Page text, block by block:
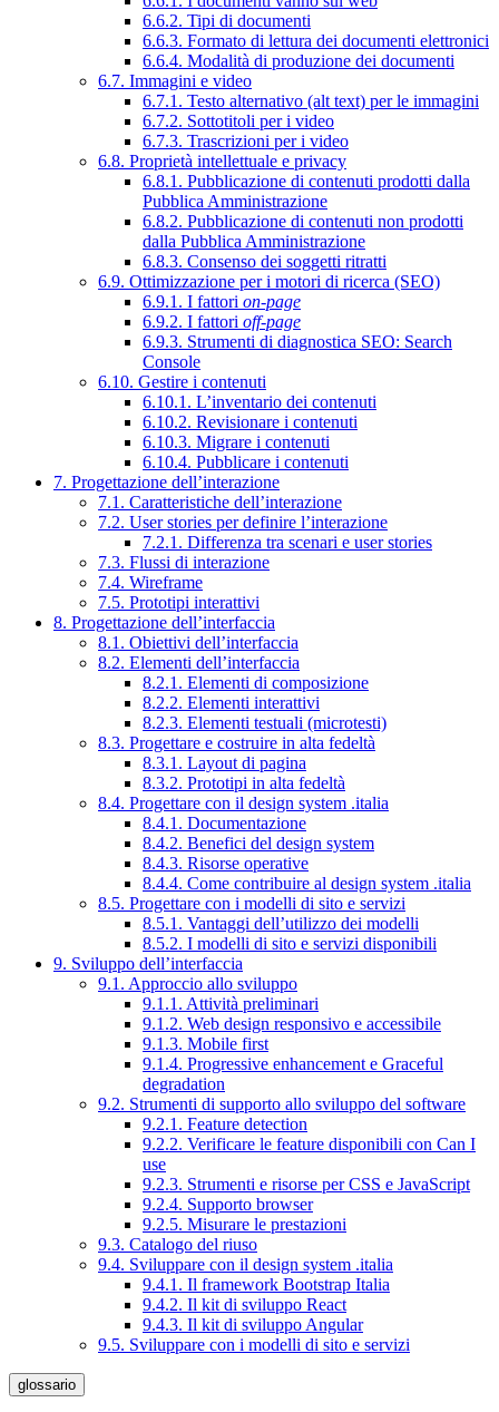
6.6.2. Tipi di documenti
6.6.3. Formato di lettura dei documenti elettronici
6.6.4. Modalità di produzione dei documenti
6.7. Immagini e video
6.7.1. Testo alternativo (alt text) per le immagini
6.7.2. Sottotitoli per i video
6.7.3. Trascrizioni per i video
6.8. Proprietà intellettuale e privacy
6.8.1. Pubblicazione di contenuti prodotti dalla
Pubblica Amministrazione
6.8.2. Pubblicazione di contenuti non prodotti
dalla Pubblica Amministrazione
6.8.3. Consenso dei soggetti ritratti
6.9. Ottimizzazione per i motori di ricerca (SEO)
6.9.1. I fattori on-page
6.9.2. I fattori off-page
6.9.3. Strumenti di diagnostica SEO: Search
Console
6.10. Gestire i contenuti
6.10.1. L’inventario dei contenuti
6.10.2. Revisionare i contenuti
6.10.3. Migrare i contenuti
6.10.4. Pubblicare i contenuti
7. Progettazione dell’interazione
7.1. Caratteristiche dell’interazione
7.2. User stories per definire l’interazione
7.2.1. Differenza tra scenari e user stories
7.3. Flussi di interazione
7.4. Wireframe
7.5. Prototipi interattivi
8. Progettazione dell’interfaccia
8.1. Obiettivi dell’interfaccia
8.2. Elementi dell’interfaccia
8.2.1. Elementi di composizione
8.2.2. Elementi interattivi
8.2.3. Elementi testuali (microtesti)
8.3. Progettare e costruire in alta fedeltà
8.3.1. Layout di pagina
8.3.2. Prototipi in alta fedeltà
8.4. Progettare con il design system .italia
8.4.1. Documentazione
8.4.2. Benefici del design system
8.4.3. Risorse operative
8.4.4. Come contribuire al design system .italia
8.5. Progettare con i modelli di sito e servizi
8.5.1. Vantaggi dell’utilizzo dei modelli
8.5.2. I modelli di sito e servizi disponibili
9. Sviluppo dell’interfaccia
9.1. Approccio allo sviluppo
9.1.1. Attività preliminari
9.1.2. Web design responsivo e accessibile
9.1.3. Mobile first
9.1.4. Progressive enhancement e Graceful
degradation
9.2. Strumenti di supporto allo sviluppo del software
9.2.1. Feature detection
9.2.2. Verificare le feature disponibili con Can I
use
9.2.3. Strumenti e risorse per CSS e JavaScript
9.2.4. Supporto browser
9.2.5. Misurare le prestazioni
9.3. Catalogo del riuso
9.4. Sviluppare con il design system .italia
9.4.1. Il framework Bootstrap Italia
9.4.2. Il kit di sviluppo React
9.4.3. Il kit di sviluppo Angular
9.5. Sviluppare con i modelli di sito e servizi
glossario